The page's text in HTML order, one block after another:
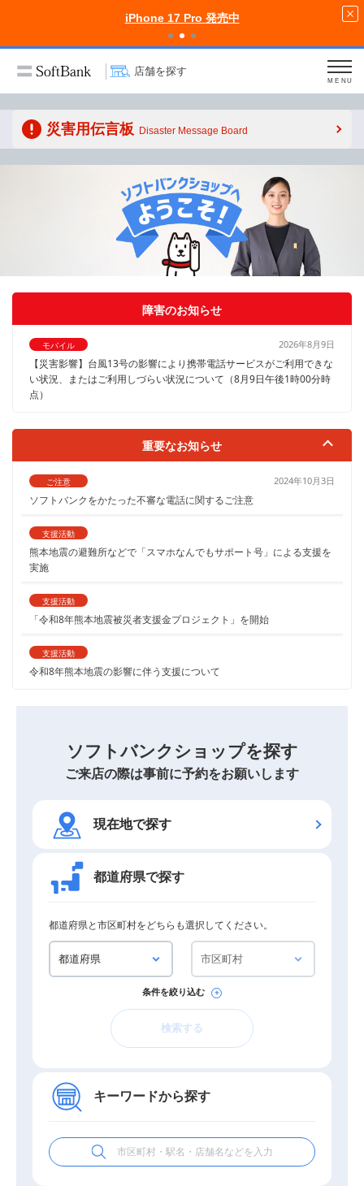
iPhone 17 Pro 発売中
店舗を探す
MENU
災害用伝言板 Disaster Message Board
障害のお知らせ
モバイル 2026年8月9日
【災害影響】台風13号の影響により携帯電話サービスがご利用できな
い状況、またはご利用しづらい状況について（8月9日午後1時00分時
点）
重要なお知らせ
ご注意 2024年10月3日
ソフトバンクをかたった不審な電話に関するご注意
支援活動
熊本地震の避難所などで「スマホなんでもサポート号」による支援を
実施
支援活動
「令和8年熊本地震被災者支援金プロジェクト」を開始
支援活動
令和8年熊本地震の影響に伴う支援について
ソフトバンクショップを探す
ご来店の際は事前に予約をお願いします
現在地で探す
都道府県で探す
都道府県と市区町村をどちらも選択してください。
条件を絞り込む
検索する
キーワードから探す